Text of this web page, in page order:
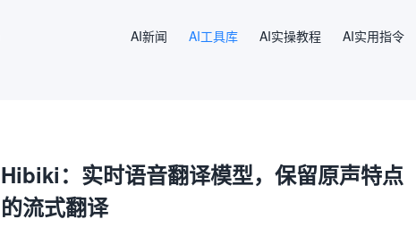
AI新闻 AI工具库 AI实操教程 AI实用指令
Hibiki：实时语音翻译模型，保留原声特点
的流式翻译